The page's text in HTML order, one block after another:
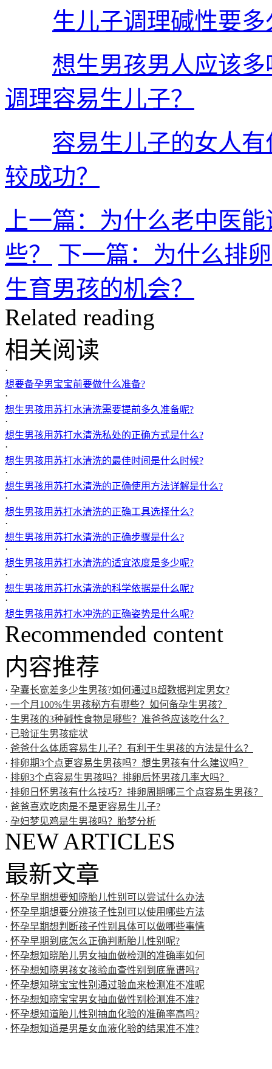
生儿子调理碱性要
想生男孩男人应该
调理容易生儿子？
容易生儿子的女人
较成功？
上一篇：为什么老中医
些？
下一篇：为什么排
生育男孩的机会？
Related reading
相关阅读
·
想要备孕男宝宝前要做什么准备?
·
想生男孩用苏打水清洗需要提前多久准备呢?
·
想生男孩用苏打水清洗私处的正确方式是什么?
·
想生男孩用苏打水清洗的最佳时间是什么时候?
·
想生男孩用苏打水清洗的正确使用方法详解是什么?
·
想生男孩用苏打水清洗的正确工具选择什么?
·
想生男孩用苏打水清洗的正确步骤是什么?
·
想生男孩用苏打水清洗的适宜浓度是多少呢?
·
想生男孩用苏打水清洗的科学依据是什么呢?
·
想生男孩用苏打水冲洗的正确姿势是什么呢?
Recommended content
内容推荐
· 孕囊长宽差多少生男孩?如何通过B超数据判定男女?
· 一个月100%生男孩秘方有哪些？如何备孕生男孩？
· 生男孩的3种碱性食物是哪些？准爸爸应该吃什么？
· 已验证生男孩症状
· 爸爸什么体质容易生儿子？有利于生男孩的方法是什么？
· 排卵期3个点更容易生男孩吗？想生男孩有什么建议吗？
· 排卵3个点容易生男孩吗？排卵后怀男孩几率大吗？
· 排卵日怀男孩有什么技巧？排卵周期哪三个点容易生男孩？
· 爸爸喜欢吃肉是不是更容易生儿子?
· 孕妇梦见鸡是生男孩吗？胎梦分析
NEW ARTICLES
最新文章
· 怀孕早期想要知晓胎儿性别可以尝试什么办法
· 怀孕早期想要分辨孩子性别可以使用哪些方法
· 怀孕早期想判断孩子性别具体可以做哪些事情
· 怀孕早期到底怎么正确判断胎儿性别呢?
· 怀孕想知晓胎儿男女抽血做检测的准确率如何
· 怀孕想知晓男孩女孩验血查性别到底靠谱吗?
· 怀孕想知晓宝宝性别通过验血来检测准不准呢
· 怀孕想知晓宝宝男女抽血做性别检测准不准?
· 怀孕想知道胎儿性别抽血化验的准确率高吗?
· 怀孕想知道是男是女血液化验的结果准不准?